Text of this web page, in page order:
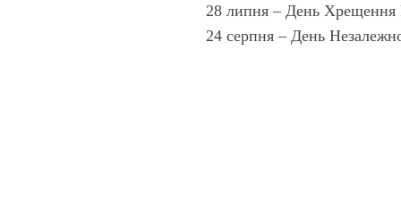
28 липня – День Хрещення
24 серпня – День